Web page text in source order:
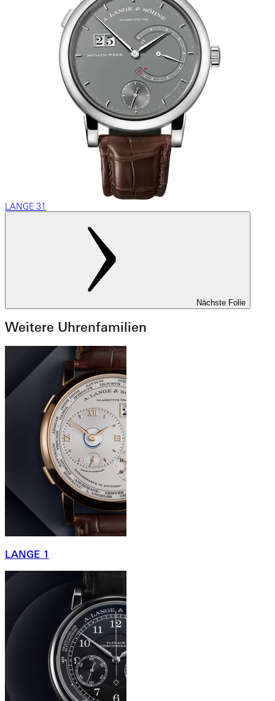
LANGE 31
Nächste Folie
Weitere Uhrenfamilien
LANGE 1